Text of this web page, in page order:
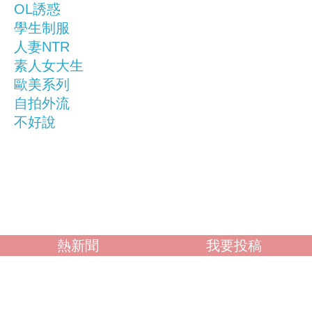
OL誘惑
學生制服
人妻NTR
素人女大生
歐美系列
自拍外流
不好說
熱新聞 我要投稿